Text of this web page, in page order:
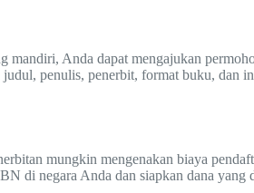
mandiri, Anda dapat mengajukan
penulis, penerbit, format buku, dan
mungkin mengenakan biaya
di negara Anda dan siapkan dana yang